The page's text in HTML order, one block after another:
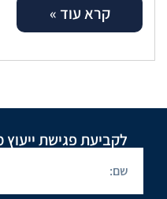
קרא עוד »
לקביעת פגישת